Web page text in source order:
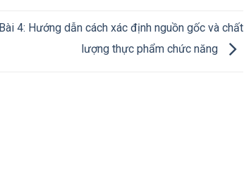
Bài 4: Hướng dẫn cách xác định nguồn gốc và chất
lượng thực phẩm chức năng